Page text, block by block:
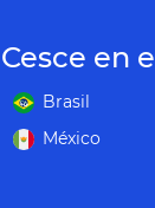
Cesce en
Brasil
México